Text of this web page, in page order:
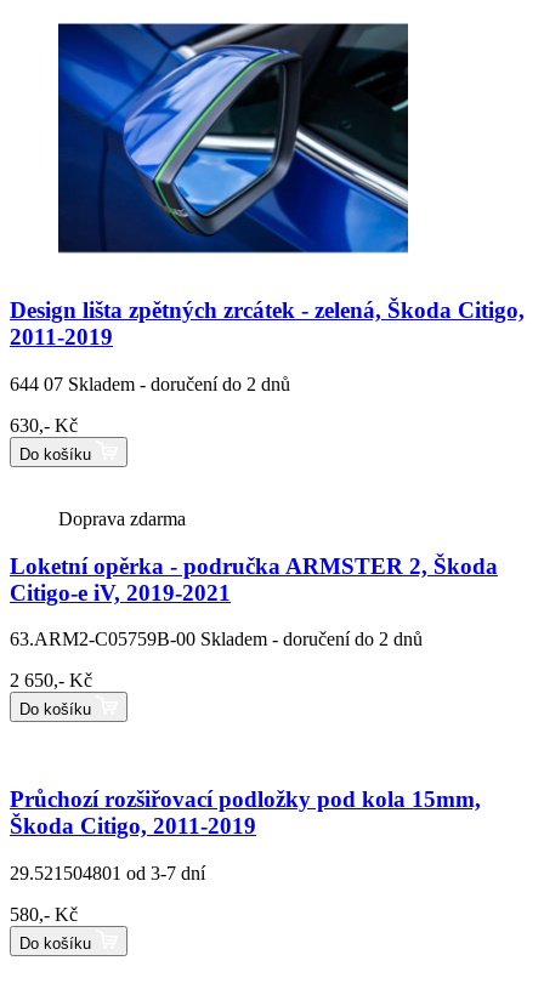
Design lišta zpětných zrcátek - zelená, Škoda Citigo,
2011-2019
644 07 Skladem - doručení do 2 dnů
630,- Kč
Do košíku
Doprava zdarma
Loketní opěrka - područka ARMSTER 2, Škoda
Citigo-e iV, 2019-2021
63.ARM2-C05759B-00 Skladem - doručení do 2 dnů
2 650,- Kč
Do košíku
Průchozí rozšiřovací podložky pod kola 15mm,
Škoda Citigo, 2011-2019
29.521504801 od 3-7 dní
580,- Kč
Do košíku